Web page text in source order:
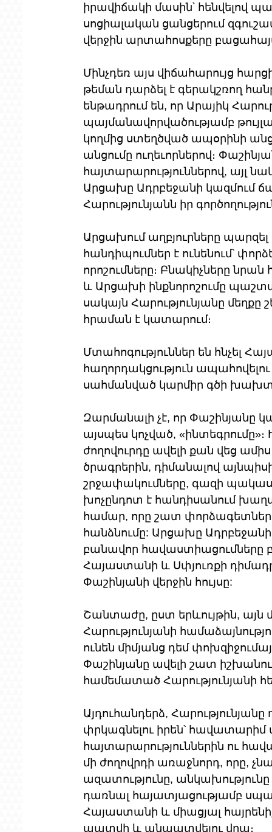
իրավիճակի մասին՝ հենվելով
սոցիալական ցանցերում
վերջին արտահոսքերը
Մինչդեռ այս վիճահարույց
թեման դարձել է գերակշռող
ենթադրում են, որ Արայիկ
պայմանավորվածությամբ
կողմից ստեղծված ապօրինի
անցումը ուղեւորներով։
հայտարարություններով, այլ
Արցախը Ադրբեջանի կազմում
Հարությունյանն իր
Արցախում աղբյուրները պարզել
հանդիպումներ է ունենում՝
որոշումները։ Բնակիչները
և Արցախի ինքնորոշումը
սակայն Հարությունյանը մեղքը
հրաման է կատարում։
Մտահոգություններ են հնչել
հաղորդակցություն
սահմանված կարմիր գծի
Զարմանալի չէ, որ Փաշինյանը
այսպես կոչված,
ժողովուրդը ավելի քան վեց
ծրագրերին, դիմանալով
շրջափակումները, գազի
խոչընդոտ է հանդիսանում
համար, որը շատ
հանձնումը: Արցախը
բանավոր հավաստիացումները
Հայաստանի և Սփյուռքի
Փաշինյանի վերջին հույսը:
Շանտաժը, ըստ երևույթին, այն
Հարությունյանի
ունեն միմյանց դեմ
Փաշինյանը ավելի շատ
համեմատած Հարությունյանի
Այդուհանդերձ,
փրկագնելու իրեն՝ հավատարիմ
հայտարարություններին ու
մի ժողովրդի առաջնորդ, որը,
ազատությունը,
դառնալ հայատյացությամբ
Հայաստանի և միացյալ
պատվի և անպատվելու վրա։